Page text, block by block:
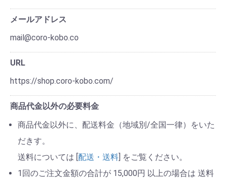
メールアドレス
mail@coro-kobo.co
URL
https://shop.coro-kobo.com/
商品代金以外の必要料金
商品代金以外に、配送料金（地域別/全国一律）をいた
だきす。
送料については [ 配送・送料 ] をご覧ください。
1回のご注文金額の合計が 15,000円 以上の場合は 送料